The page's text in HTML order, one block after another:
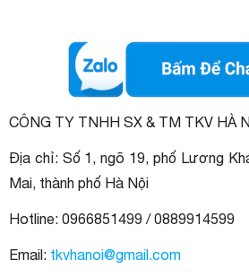
CÔNG TY TNHH SX & TM TKV HÀ
Địa chỉ: Số 1, ngõ 19, phố Lương
Mai, thành phố Hà Nội
Hotline: 0966851499 / 0889914599
Email: tkvhanoi@gmail.com